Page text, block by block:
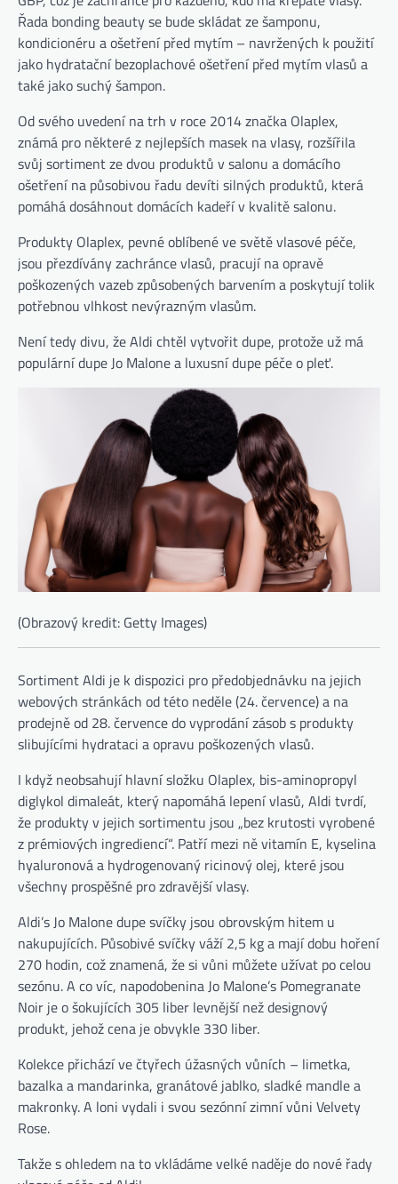
Řada bonding beauty se bude skládat ze šamponu,
kondicionéru a ošetření před mytím – navržených k použití
jako hydratační bezoplachové ošetření před mytím vlasů a
také jako suchý šampon.
Od svého uvedení na trh v roce 2014 značka Olaplex,
známá pro některé z nejlepších masek na vlasy, rozšířila
svůj sortiment ze dvou produktů v salonu a domácího
ošetření na působivou řadu devíti silných produktů, která
pomáhá dosáhnout domácích kadeří v kvalitě salonu.
Produkty Olaplex, pevné oblíbené ve světě vlasové péče,
jsou přezdívány zachránce vlasů, pracují na opravě
poškozených vazeb způsobených barvením a poskytují tolik
potřebnou vlhkost nevýrazným vlasům.
Není tedy divu, že Aldi chtěl vytvořit dupe, protože už má
populární dupe Jo Malone a luxusní dupe péče o pleť.
(Obrazový kredit: Getty Images)
Sortiment Aldi je k dispozici pro předobjednávku na jejich
webových stránkách (otevře se na nové kartě)
od této neděle (24. července) a na
prodejně od 28. července do vyprodání zásob s produkty
slibujícími hydrataci a opravu poškozených vlasů.
I když neobsahují hlavní složku Olaplex, bis-aminopropyl
diglykol dimaleát, který napomáhá lepení vlasů, Aldi tvrdí,
že produkty v jejich sortimentu jsou „bez krutosti vyrobené
z prémiových ingrediencí“. Patří mezi ně vitamín E, kyselina
hyaluronová a hydrogenovaný ricinový olej, které jsou
všechny prospěšné pro zdravější vlasy.
Aldi’s Jo Malone dupe svíčky jsou obrovským hitem u
nakupujících. Působivé svíčky váží 2,5 kg a mají dobu hoření
270 hodin, což znamená, že si vůni můžete užívat po celou
sezónu. A co víc, napodobenina Jo Malone’s Pomegranate
Noir je o šokujících 305 liber levnější než designový
produkt, jehož cena je obvykle 330 liber.
Kolekce přichází ve čtyřech úžasných vůních – limetka,
bazalka a mandarinka, granátové jablko, sladké mandle a
makronky. A loni vydali i svou sezónní zimní vůni Velvety
Rose.
Takže s ohledem na to vkládáme velké naděje do nové řady